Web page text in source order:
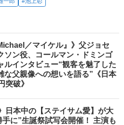
／マイケル』》父ジョセ
ソン役、コールマン・ドミンゴ
ルインタビュー“観客を魅了した
な父親像への想いを語る”《日本
突破》
日本中の【ステイサム愛】が大
手に”生誕祭試写会開催！ 主演も